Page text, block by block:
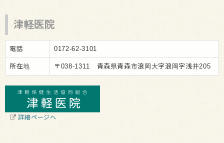
津軽医院
電話 0172-62-3101
所在地 〒038-1311 青森県青森市浪岡大字浪岡字浅井205
詳細ページへ